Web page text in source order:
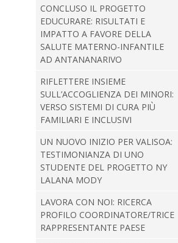
CONCLUSO IL PROGETTO
EDUCURARE: RISULTATI E
IMPATTO A FAVORE DELLA
SALUTE MATERNO-INFANTILE
AD ANTANANARIVO
RIFLETTERE INSIEME
SULL’ACCOGLIENZA DEI MINORI:
VERSO SISTEMI DI CURA PIÙ
FAMILIARI E INCLUSIVI
UN NUOVO INIZIO PER VALISOA:
TESTIMONIANZA DI UNO
STUDENTE DEL PROGETTO NY
LALANA MODY
LAVORA CON NOI: RICERCA
PROFILO COORDINATORE/TRICE
RAPPRESENTANTE PAESE